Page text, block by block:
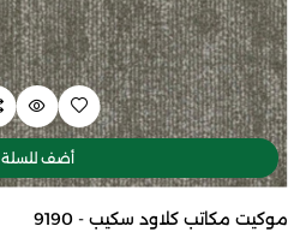
أضف للسلة
موكيت مكاتب كلاود سكيب - 9190